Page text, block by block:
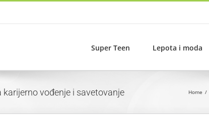
Super Teen Lepota i moda
vođenje i savetovanje Home